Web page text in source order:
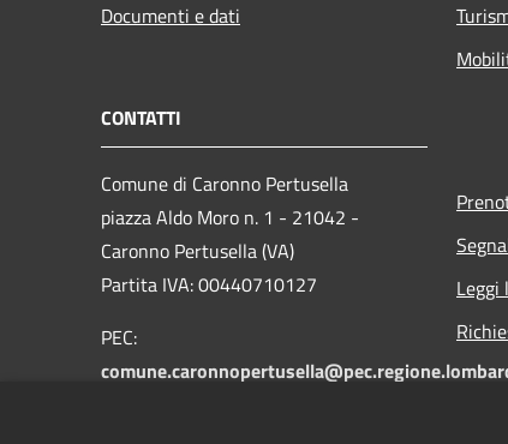
Documenti e dati
CONTATTI
Comune di Caronno Pertusella
piazza Aldo Moro n. 1 - 21042 -
Caronno Pertusella (VA)
Partita IVA: 00440710127
PEC:
Leggi